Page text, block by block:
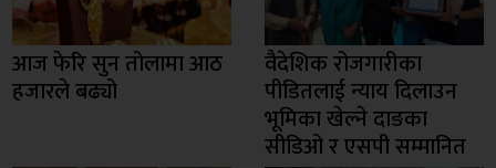
आज फेरि सुन तोलामा आठ
हजारले बढ्यो
वैदेशिक रोजगारीका
पीडितलाई न्याय दिलाउन
भूमिका खेल्ने दाङका
सीडिओ र एसपी सम्मानित